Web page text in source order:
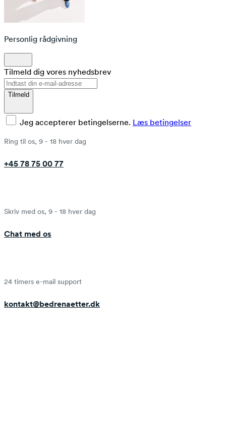
Personlig rådgivning
Tilmeld dig vores nyhedsbrev
Tilmeld
Jeg accepterer betingelserne. Læs betingelser
Ring til os, 9 - 18 hver dag
+45 78 75 00 77
Skriv med os, 9 - 18 hver dag
Chat med os
24 timers e-mail support
kontakt@bedrenaetter.dk